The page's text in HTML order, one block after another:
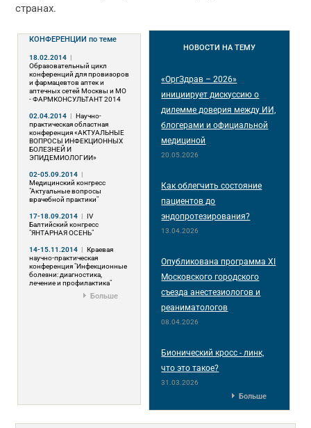
странах.
КОНФЕРЕНЦИИпо теме
18.02.2014 |
Образовательный цикл
конференций для провизоров
и фармацевтов аптек и
аптечных сетей Москвы и МО
- ФАРМКОНСУЛЬТАНТ 2014
02.04.2014 | Научно-
практическая областная
конференция «АКТУАЛЬНЫЕ
ВОПРОСЫ ИНФЕКЦИОННЫХ
БОЛЕЗНЕЙ И
ЭПИДЕМИОЛОГИИ»
02-05.09.2014 |
Медицинский конгресс
"Актуальные вопросы
врачебной практики"
17-18.09.2014 | IV
Балтийский конгресс
"ЯНТАРНАЯ ОСЕНЬ"
14-15.11.2014 | Краевая
научно-практическая
конференция "Инфекционные
болезни: диагностика,
лечение и профилактика"
Больше
НОВОСТИНА ТЕМУ
«ОргЗдрав – 2026»
инициирует дискуссию о
дилемме доверия между ИИ,
блогерами и официальной
медициной
20.05.2026
Как облегчить состояние
пациентов до
эндопротезирования?
13.04.2026
Опубликована программа XI
Московского городского
съезда анестезиологов и
реаниматологов
08.04.2026
Бионический кросс - линк,
что это такое?
31.03.2026
Больше